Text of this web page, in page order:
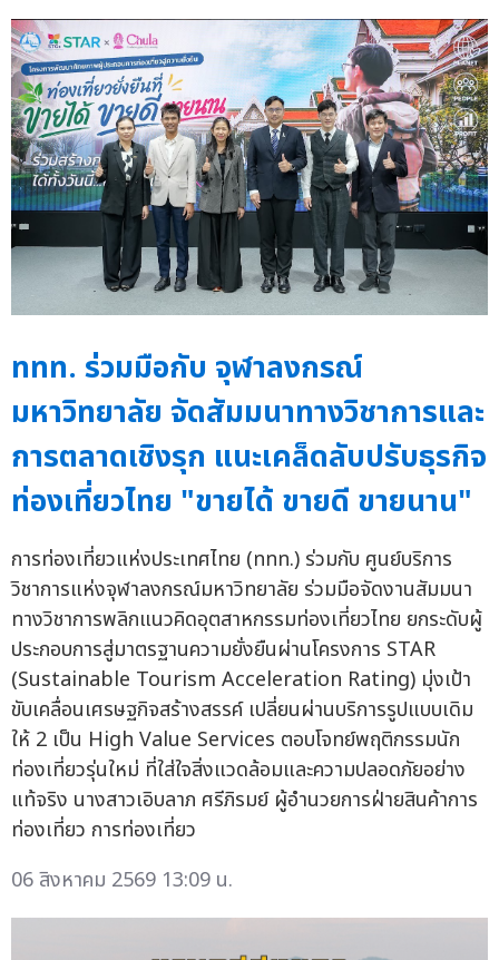
ททท. ร่วมมือกับ จุฬาลงกรณ์
มหาวิทยาลัย จัดสัมมนาทางวิชาการและ
การตลาดเชิงรุก แนะเคล็ดลับปรับธุรกิจ
ท่องเที่ยวไทย "ขายได้ ขายดี ขายนาน"
การท่องเที่ยวแห่งประเทศไทย (ททท.) ร่วมกับ ศูนย์บริการ
วิชาการแห่งจุฬาลงกรณ์มหาวิทยาลัย ร่วมมือจัดงานสัมมนา
ทางวิชาการพลิกแนวคิดอุตสาหกรรมท่องเที่ยวไทย ยกระดับผู้
ประกอบการสู่มาตรฐานความยั่งยืนผ่านโครงการ STAR
(Sustainable Tourism Acceleration Rating) มุ่งเป้า
ขับเคลื่อนเศรษฐกิจสร้างสรรค์ เปลี่ยนผ่านบริการรูปแบบเดิม
ให้ 2 เป็น High Value Services ตอบโจทย์พฤติกรรมนัก
ท่องเที่ยวรุ่นใหม่ ที่ใส่ใจสิ่งแวดล้อมและความปลอดภัยอย่าง
แท้จริง นางสาวเอิบลาภ ศรีภิรมย์ ผู้อำนวยการฝ่ายสินค้าการ
ท่องเที่ยว การท่องเที่ยว
06 สิงหาคม 2569 13:09 น.